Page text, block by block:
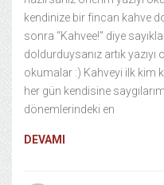
kendinize bir fincan kahve
sonra “Kahvee!” diye
doldurduysanız artık
okumalar :) Kahveyi ilk kim
her gün kendisine
dönemlerindeki en
DEVAMI